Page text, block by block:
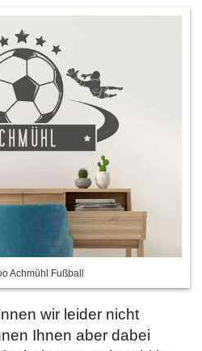
Achmühl Fußball
wir leider nicht
Ihnen aber dabei